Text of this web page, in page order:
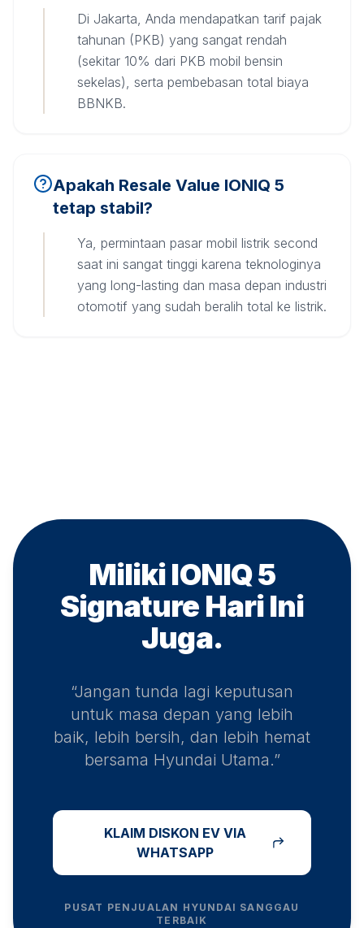
Di Jakarta, Anda mendapatkan tarif pajak
tahunan (PKB) yang sangat rendah
(sekitar 10% dari PKB mobil bensin
sekelas), serta pembebasan total biaya
BBNKB.
Apakah Resale Value IONIQ 5
tetap stabil?
Ya, permintaan pasar mobil listrik second
saat ini sangat tinggi karena teknologinya
yang long-lasting dan masa depan industri
otomotif yang sudah beralih total ke listrik.
Miliki IONIQ 5
Signature Hari Ini
Juga.
“Jangan tunda lagi keputusan
untuk masa depan yang lebih
baik, lebih bersih, dan lebih hemat
bersama Hyundai Utama.”
KLAIM DISKON EV VIA
WHATSAPP
PUSAT PENJUALAN HYUNDAI SANGGAU
TERBAIK